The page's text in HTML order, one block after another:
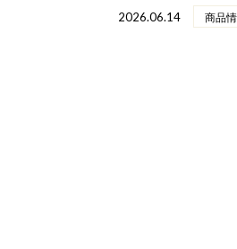
2026.06.14 商品